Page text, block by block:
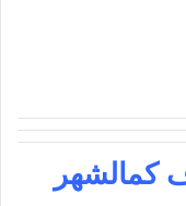
کمالشهر